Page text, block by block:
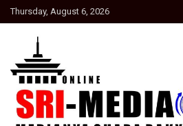
Skip
to
Thursday, August 6, 2026